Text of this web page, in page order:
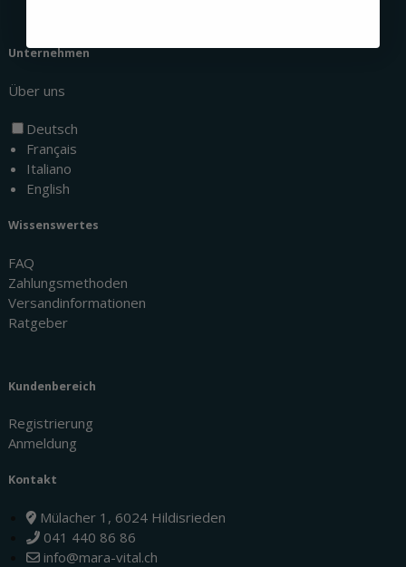
Unternehmen
Über uns
Deutsch
Français
Italiano
English
Wissenswertes
FAQ
Zahlungsmethoden
Versandinformationen
Ratgeber
Kundenbereich
Registrierung
Anmeldung
Kontakt
Mülacher 1, 6024 Hildisrieden
041 440 86 86
info@mara-vital.ch